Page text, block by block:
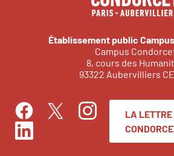
Établissement public
Campus
8, cours des
93322 Aubervilliers
FacebookTwitterInstagram
LinkedIn
LA